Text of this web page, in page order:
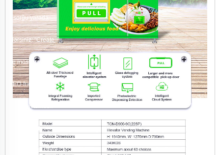
sorğu yarada
bilərsiniz: "Create
the most powerful
SEO-friendly text
about [avtomobil
modeli] for
rentacarXNUMX.az